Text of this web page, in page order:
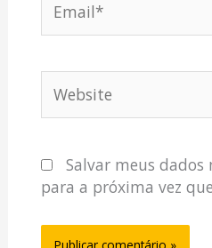
Salvar meus dados
para a próxima vez